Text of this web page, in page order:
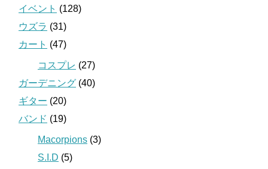
イベント (128)
ウズラ (31)
カート (47)
コスプレ (27)
ガーデニング (40)
ギター (20)
バンド (19)
Macorpions (3)
S.I.D (5)